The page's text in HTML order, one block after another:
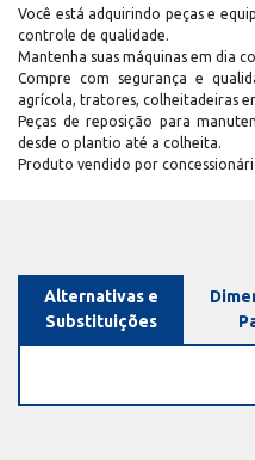
Você está adquirindo peças e
controle de qualidade.
Mantenha suas máquinas em dia
Compre com segurança e
agrícola, tratores, colheitadeiras
Peças de reposição para
desde o plantio até a colheita.
Produto vendido por
Alternativas e
Substituições